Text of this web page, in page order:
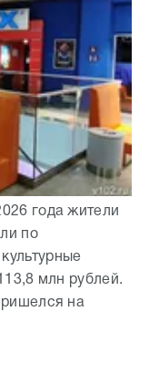
года жители
по
млн рублей.
на